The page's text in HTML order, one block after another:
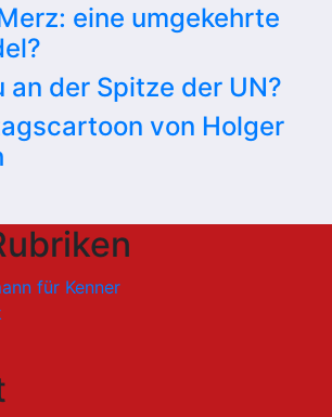
eine umgekehrte
an der Spitze der UN?
von Holger
für Kenner